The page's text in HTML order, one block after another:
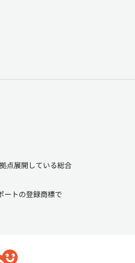
点展開している総合
ートの登録商標で